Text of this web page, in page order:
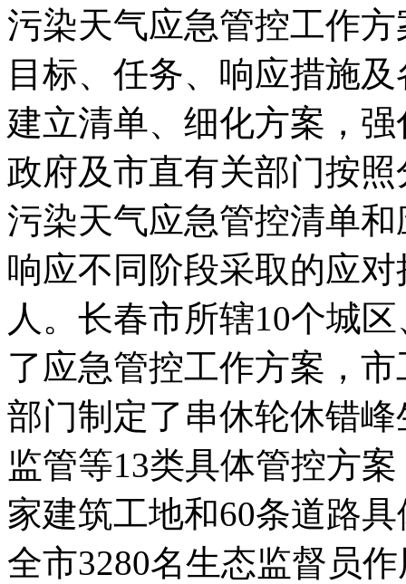
污染天气应急管控工作
目标、任务、响应措施
建立清单、细化方案，
政府及市直有关部门按
污染天气应急管控清单
响应不同阶段采取的应
人。长春市所辖10个城
了应急管控工作方案，
部门制定了串休轮休错
监管等13类具体管控方
家建筑工地和60条道路
全市3280名生态监督员